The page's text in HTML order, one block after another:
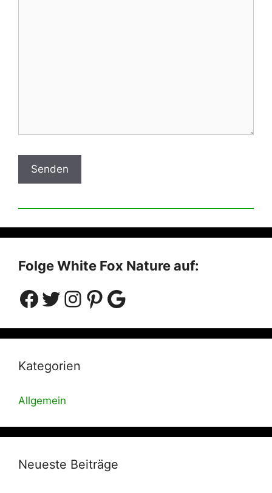
Folge White Fox Nature auf:
Facebook Twitter Instagram Pinterest Google
Kategorien
Allgemein
Neueste Beiträge